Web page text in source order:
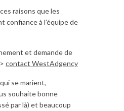
raisons que les
confiance à l’équipe de
et demande de
contact WestAdgency
se marient,
souhaite bonne
par là) et beaucoup